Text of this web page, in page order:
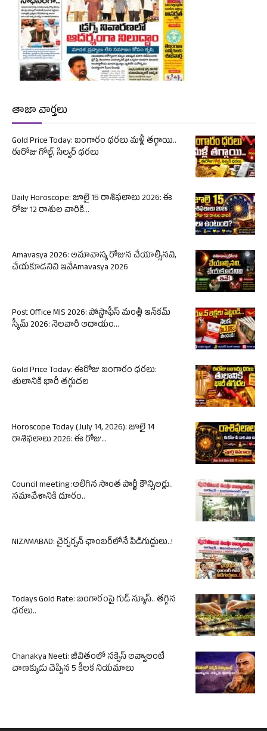
తాజా వార్తలు
Gold Price Today: బంగారం ధరలు మళ్లీ తగ్గాయి..
ఈరోజు గోల్డ్, సిల్వర్ ధరలు
Daily Horoscope: జూలై 15 రాశిఫలాలు 2026: ఈ
రోజు 12 రాశుల వారికి...
Amavasya 2026: అమావాస్య రోజున చేయాల్సినవి,
చేయకూడనివి ఇవేAmavasya 2026
Post Office MIS 2026: పోస్టాఫీస్ మంత్లీ ఇన్‌కమ్
స్కీమ్ 2026: నెలవారీ ఆదాయం...
Gold Price Today: ఈరోజు బంగారం ధరలు:
తులానికి భారీ తగ్గుదల
Horoscope Today (July 14, 2026): జూలై 14
రాశిఫలాలు 2026: ఈ రోజు...
Council meeting :అలిగిన సొంత పార్టీ కౌన్సిలర్లు..
సమావేశానికి దూరం..
NIZAMABAD: చైర్పర్సన్ ఛాంబర్‌లోనే పిడిగుద్దులు..!
Todays Gold Rate: బంగారంపై గుడ్ న్యూస్.. తగ్గిన
ధరలు..
Chanakya Neeti: జీవితంలో సక్సెస్ అవ్వాలంటే
చాణక్యుడు చెప్పిన 5 కీలక నియమాలు